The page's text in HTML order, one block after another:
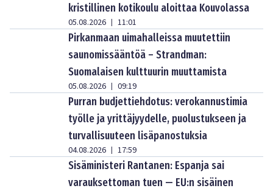
kristillinen kotikoulu aloittaa Kouvolassa
05.08.2026 | 11:01
Pirkanmaan uimahalleissa muutettiin
saunomissääntöä – Strandman:
Suomalaisen kulttuurin muuttamista
05.08.2026 | 09:19
Purran budjettiehdotus: verokannustimia
työlle ja yrittäjyydelle, puolustukseen ja
turvallisuuteen lisäpanostuksia
04.08.2026 | 17:59
Sisäministeri Rantanen: Espanja sai
varauksettoman tuen — EU:n sisäinen